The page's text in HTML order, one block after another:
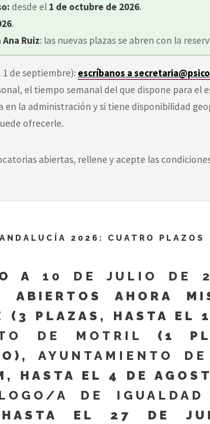
desde el 1 de octubre de 2026.
.
Ruiz: las nuevas plazas se abren con la
de septiembre): escríbanos a
el tiempo semanal del que dispone para el
en la administración y si tiene disponibilidad
ofrecerle.
abiertas, rellene y acepte las
2026: CUATRO PLAZOS
A 10 DE JULIO DE
ABIERTOS AHORA
(3 PLAZAS, HASTA EL
DE MOTRIL
(1
AYUNTAMIENTO
HASTA EL 4 DE
A DE
EL 27 DE